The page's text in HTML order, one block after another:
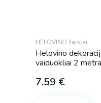
HELOVINO žaislai
Helovino
vaiduokliai 2
7.59 €